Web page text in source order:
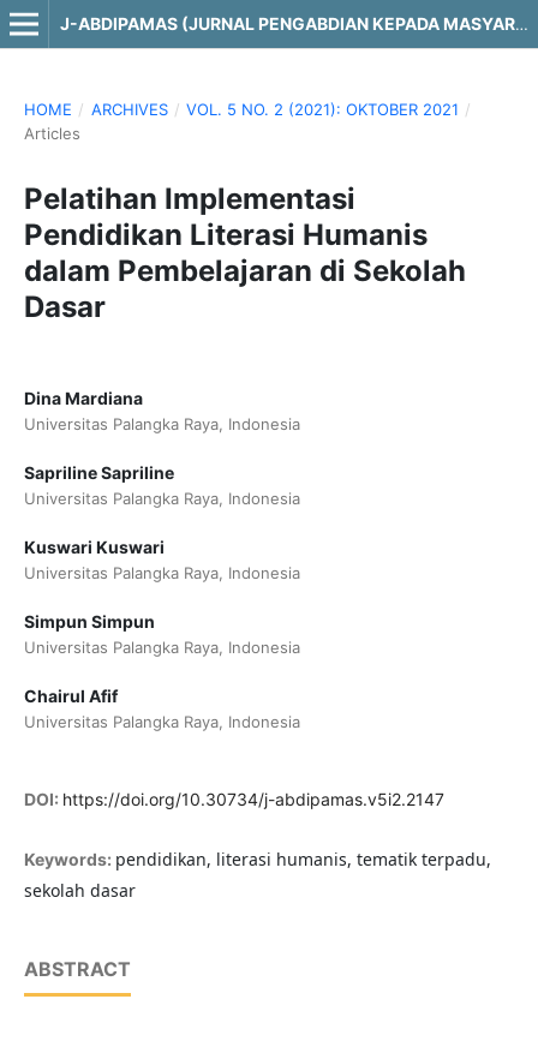
J-ABDIPAMAS (JURNAL PENGABDIAN KEPADA MASYARAKAT)
HOME / ARCHIVES / VOL. 5 NO. 2 (2021): OKTOBER 2021 /
Articles
Pelatihan Implementasi
Pendidikan Literasi Humanis
dalam Pembelajaran di Sekolah
Dasar
Dina Mardiana
Universitas Palangka Raya, Indonesia
Sapriline Sapriline
Universitas Palangka Raya, Indonesia
Kuswari Kuswari
Universitas Palangka Raya, Indonesia
Simpun Simpun
Universitas Palangka Raya, Indonesia
Chairul Afif
Universitas Palangka Raya, Indonesia
DOI: https://doi.org/10.30734/j-abdipamas.v5i2.2147
Keywords: pendidikan, literasi humanis, tematik terpadu,
sekolah dasar
ABSTRACT